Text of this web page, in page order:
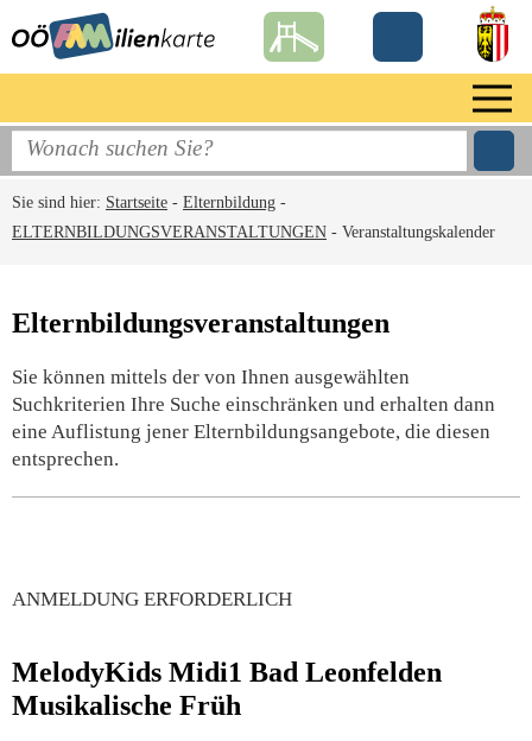
Sie sind hier: Startseite - Elternbildung -
ELTERNBILDUNGSVERANSTALTUNGEN - Veranstaltungskalender
Elternbildungsveranstaltungen
Sie können mittels der von Ihnen ausgewählten
Suchkriterien Ihre Suche einschränken und erhalten dann
eine Auflistung jener Elternbildungsangebote, die diesen
entsprechen.
ANMELDUNG ERFORDERLICH
MelodyKids Midi1 Bad Leonfelden
Musikalische Früh